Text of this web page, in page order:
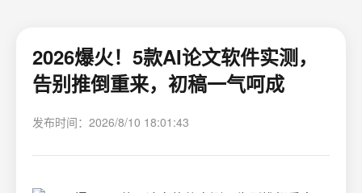
2026爆火！5款AI论文软件实测，
告别推倒重来，初稿一气呵成
发布时间：2026/8/10 18:01:43